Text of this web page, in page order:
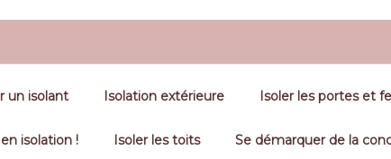
un isolant Isolation extérieure Isoler les portes et
isolation ! Isoler les toits Se démarquer de la